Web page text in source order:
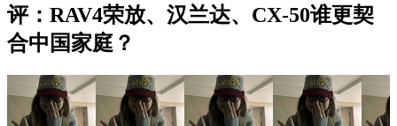
评：RAV4荣放、汉兰达、CX-50谁更契
合中国家庭？